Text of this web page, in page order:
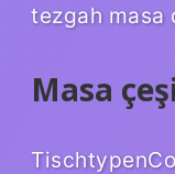
tezgah masa
Masa